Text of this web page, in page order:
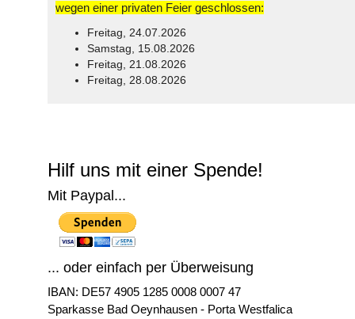
wegen einer privaten Feier geschlossen:
Freitag, 24.07.2026
Samstag, 15.08.2026
Freitag, 21.08.2026
Freitag, 28.08.2026
Hilf uns mit einer Spende!
Mit Paypal...
... oder einfach per Überweisung
IBAN: DE57 4905 1285 0008 0007 47
Sparkasse Bad Oeynhausen - Porta Westfalica